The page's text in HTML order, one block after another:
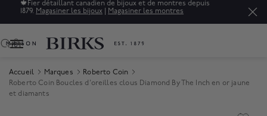
et de montres depuis
les montres
Soldes : jusqu'à 50% de rabais sur
raffinés.*Magasiner
0
Accueil Marques
Roberto Coin
Roberto Coin Boucles d'oreilles clous Diamond By The Inch en or jaune
et diamants